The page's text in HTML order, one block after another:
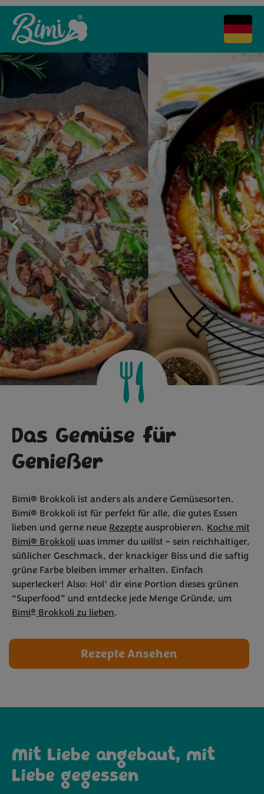
Bimi®loves
Pasta!
Das Gemüse für
Genießer
Bimi® Brokkoli ist anders als andere Gemüsesorten.
Bimi® Brokkoli ist für perfekt für alle, die gutes Essen
lieben und gerne neueRezepteausprobieren. Koche mit
Bimi® Brokkoli was immer du willst – sein reichhaltiger,
süßlicher Geschmack, der knackiger Biss und die saftig
grüne Farbe bleiben immer erhalten. Einfach
superlecker! Also: Hol’ dir eine Portion dieses grünen
“Superfood” und entdecke jede Menge Gründe, um
Bimi®Brokkoli zu lieben.
Rezepte Ansehen
Mit Liebe angebaut, mit
Liebe gegessen